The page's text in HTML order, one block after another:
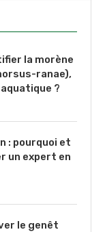
la morène
ranae),
?
: pourquoi et
un expert en
le genêt